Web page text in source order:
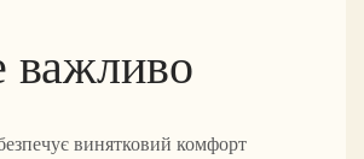
важливо
винятковий комфорт